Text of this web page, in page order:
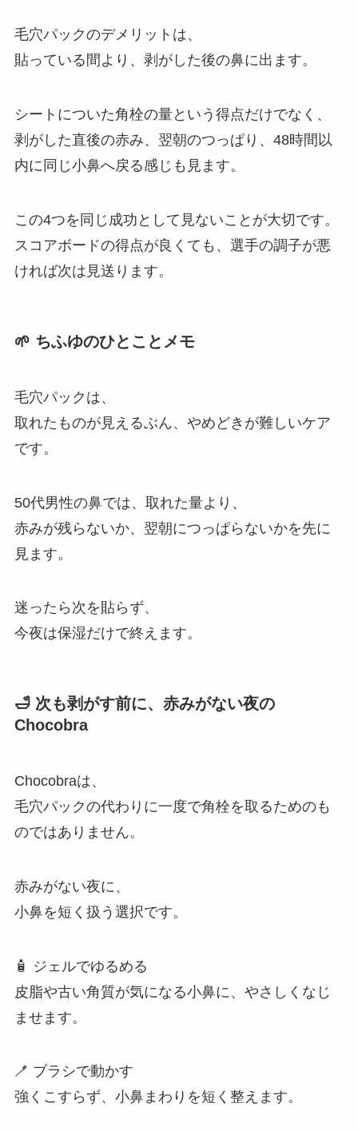
毛穴パックのデメリットは、
貼っている間より、剥がした後の鼻に出ます。
シートについた角栓の量という得点だけでなく、
剥がした直後の赤み、翌朝のつっぱり、48時間以
内に同じ小鼻へ戻る感じも見ます。
この4つを同じ成功として見ないことが大切です。
スコアボードの得点が良くても、選手の調子が悪
ければ次は見送ります。
🌱 ちふゆのひとことメモ
毛穴パックは、
取れたものが見えるぶん、やめどきが難しいケア
です。
50代男性の鼻では、取れた量より、
赤みが残らないか、翌朝につっぱらないかを先に
見ます。
迷ったら次を貼らず、
今夜は保湿だけで終えます。
🛁 次も剥がす前に、赤みがない夜の
Chocobra
Chocobraは、
毛穴パックの代わりに一度で角栓を取るためのも
のではありません。
赤みがない夜に、
小鼻を短く扱う選択です。
🧴 ジェルでゆるめる
皮脂や古い角質が気になる小鼻に、やさしくなじ
ませます。
🪥 ブラシで動かす
強くこすらず、小鼻まわりを短く整えます。